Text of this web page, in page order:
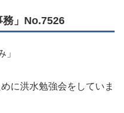
務」No.7526
」
に洪水勉強会をしていま